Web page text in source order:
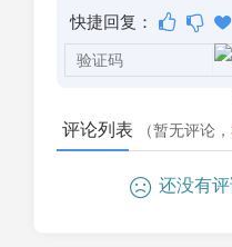
快捷回复：
评论列表 （暂无评论，
还没有